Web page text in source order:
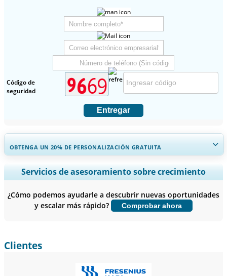
Código de
seguridad
Entregar
OBTENGA UN 20% DE PERSONALIZACIÓN GRATUITA
Ampliar la cobertura regional y por país, Análisis de segmentos,
Perfiles de empresas, Benchmarking competitivo, e información
Personalizar ahora
Servicios de asesoramiento sobre crecimiento
¿Cómo podemos ayudarle a descubrir nuevas oportunidades
y escalar más rápido?
Comprobar ahora
Clientes